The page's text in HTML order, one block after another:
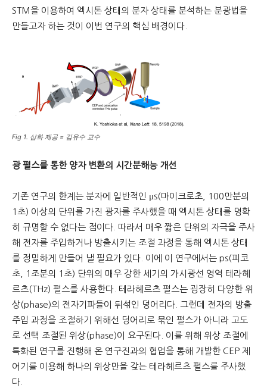
STM을 이용하여 엑시톤 상태의 분자 상태를 분석하는 분광법을
만들고자 하는 것이 이번 연구의 핵심 배경이다.
Fig 1. 삽화 제공 = 김유수 교수
광 펄스를 통한 양자 변환의 시간분해능 개선
기존 연구의 한계는 분자에 일반적인 μs(마이크로초, 100만분의
1초) 이상의 단위를 가진 광자를 주사했을 때 엑시톤 상태를 명확
히 규명할 수 없다는 점이다. 따라서 매우 짧은 단위의 자극을 주사
해 전자를 주입하거나 방출시키는 조절 과정을 통해 엑시톤 상태
를 정밀하게 만들어 낼 필요가 있다. 이에 이 연구에서는 ps(피코
초, 1조분의 1초) 단위의 매우 강한 세기의 가시광선 영역 테라헤
르츠(THz) 펄스를 사용한다. 테라헤르츠 펄스는 굉장히 다양한 위
상(phase)의 전자기파들이 뒤섞인 덩어리다. 그런데 전자의 방출
주입 과정을 조절하기 위해선 덩어리로 묶인 펄스가 아니라 고도
로 선택 조절된 위상(phase)이 요구된다. 이를 위해 위상 조절에
특화된 연구를 진행해 온 연구진과의 협업을 통해 개발한 CEP 제
어기를 이용해 하나의 위상만을 갖는 테라헤르츠 펄스를 주사했
다.